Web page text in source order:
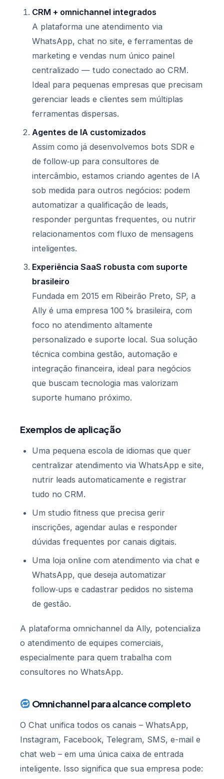
CRM + omnichannel integrados
A plataforma une atendimento via
WhatsApp, chat no site, e ferramentas de
marketing e vendas num único painel
centralizado — tudo conectado ao CRM.
Ideal para pequenas empresas que precisam
gerenciar leads e clientes sem múltiplas
ferramentas dispersas.
Agentes de IA customizados
Assim como já desenvolvemos bots SDR e
de follow‑up para consultores de
intercâmbio, estamos criando agentes de IA
sob medida para outros negócios: podem
automatizar a qualificação de leads,
responder perguntas frequentes, ou nutrir
relacionamentos com fluxo de mensagens
inteligentes.
Experiência SaaS robusta com suporte
brasileiro
Fundada em 2015 em Ribeirão Preto, SP, a
Ally é uma empresa 100 % brasileira, com
foco no atendimento altamente
personalizado e suporte local. Sua solução
técnica combina gestão, automação e
integração financeira, ideal para negócios
que buscam tecnologia mas valorizam
suporte humano próximo.
Exemplos de aplicação
Uma pequena escola de idiomas que quer
centralizar atendimento via WhatsApp e site,
nutrir leads automaticamente e registrar
tudo no CRM.
Um studio fitness que precisa gerir
inscrições, agendar aulas e responder
dúvidas frequentes por canais digitais.
Uma loja online com atendimento via chat e
WhatsApp, que deseja automatizar
follow‑ups e cadastrar pedidos no sistema
de gestão.
A plataforma omnichannel da Ally, potencializa
o atendimento de equipes comerciais,
especialmente para quem trabalha com
consultores no WhatsApp.
Omnichannel para alcance completo
O Chat unifica todos os canais – WhatsApp,
Instagram, Facebook, Telegram, SMS, e-mail e
chat web – em uma única caixa de entrada
inteligente. Isso significa que sua empresa pode: